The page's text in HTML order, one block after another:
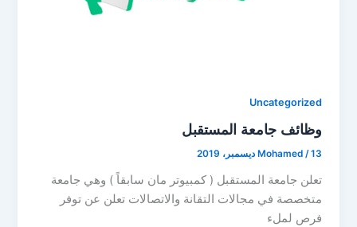
Uncategorized
ﻭﻇﺎﺋﻒ ﺟﺎﻣﻌﺔ ﺍﻟﻤﺴﺘﻘﺒﻞ
Mohamed /13 ديسمبر، 2019
ﺗﻌﻠﻦ ﺟﺎﻣﻌﺔ ﺍﻟﻤﺴﺘﻘﺒﻞ ‏( ﻛﻤﺒﻴﻮﺗﺮ ﻣﺎﻥ ﺳﺎﺑﻘﺎً ‏) ﻭﻫﻲ ﺟﺎﻣﻌﺔ
ﻣﺘﺨﺼﺼﺔ ﻓﻲ ﻣﺠﺎﻻﺕ ﺍﻟﺘﻘﺎﻧﺔ ﻭﺍﻻﺗﺼﺎﻻﺕ ﺗﻌﻠﻦ ﻋﻦ ﺗﻮﻓﺮ
ﻓﺮﺹ ﻟﻤﻞﺀ